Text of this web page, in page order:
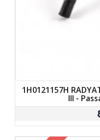
1H0121157H
III -